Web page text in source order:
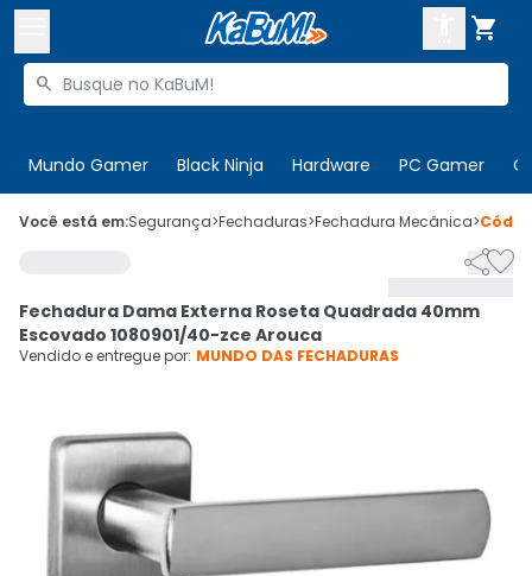

Buscar produtos

Mundo Gamer Black Ninja Hardware PC Gamer
 Olá. Acesse sua conta
Cupons
Ativar tradutor em libras
CADASTRE-SE
Você está em:Segurança>Fechaduras>Fechadura Mecânica>

Fechadura Dama Externa Roseta Quadrada 40mm
Escovado 1080901/40-zce Arouca
Vendido e entregue por: MUNDO DAS FECHADURAS